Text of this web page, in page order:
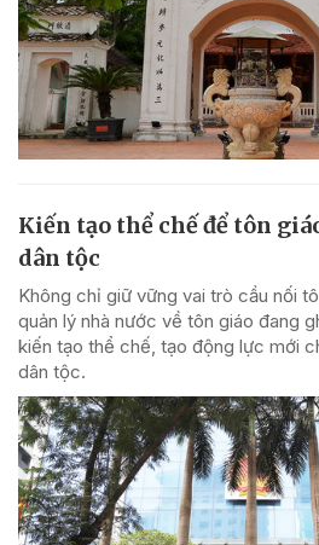
Kiến tạo thể chế để tôn
dân tộc
Không chỉ giữ vững vai trò cầu nối
quản lý nhà nước về tôn giáo đang
kiến tạo thể chế, tạo động lực mới
dân tộc.